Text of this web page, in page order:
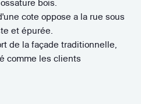
bois.
cote oppose a la rue sous
et épurée.
de la façade traditionnelle,
comme les clients